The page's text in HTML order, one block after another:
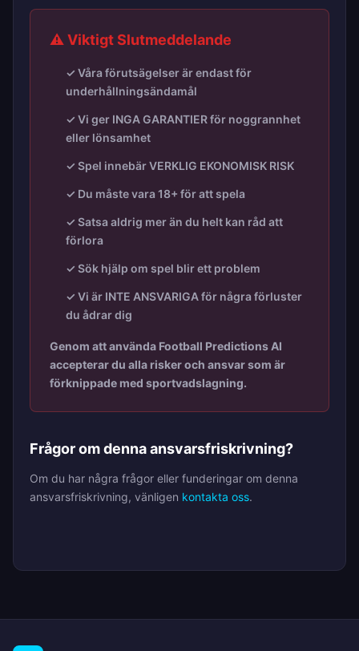
⚠️ Viktigt Slutmeddelande
✓ Våra förutsägelser är endast för
underhållningsändamål
✓ Vi ger INGA GARANTIER för noggrannhet
eller lönsamhet
✓ Spel innebär VERKLIG EKONOMISK RISK
✓ Du måste vara 18+ för att spela
✓ Satsa aldrig mer än du helt kan råd att
förlora
✓ Sök hjälp om spel blir ett problem
✓ Vi är INTE ANSVARIGA för några förluster
du ådrar dig
Genom att använda Football Predictions AI
accepterar du alla risker och ansvar som är
förknippade med sportvadslagning.
Frågor om denna ansvarsfriskrivning?
Om du har några frågor eller funderingar om denna
ansvarsfriskrivning, vänligen kontakta oss.